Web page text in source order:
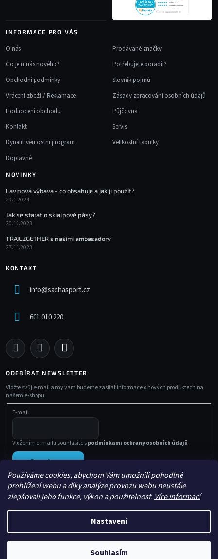
Používáme cookies, abychom Vám umožnili pohodlné
prohlížení webu a díky analýze provozu webu neustále
zlepšovali jeho funkce, výkon a použitelnost. Více informací
Nastavení
Souhlasím
INFORMACE PRO VÁS
O nás
Co je u nás nového?
Obchodní podmínky
Vrácení zboží / Reklamace
Hodnocení obchodu
Kontakt
Dynafit věrnostní program
Dopravné
Prodávané značky
Potřebujete poradit?
Slovník pojmů
Zásady zpracování osobních údajů
Půjčovna
Servis
Velikostní tabulky
NOVINKY
Lavinová výbava - co obsahuje a jak ji použít?
29.1.2024
Jak se starat o skialpové pásy?
20.12.2023
TRAIL2GETHER s našimi ambasadory
27.11.2023
KONTAKT
info@sachasport.cz
601 010 220
ODEBÍRAT NEWSLETTER
Vložte svůj e-mail a my vám budeme zasílat informace o nových produktech na
našem e-shopu.
E-mail
Vložením e-mailu souhlasíte spodmínkami ochrany osobních údajů
PŘIHLÁSIT SE
Vytvořil Shoptet